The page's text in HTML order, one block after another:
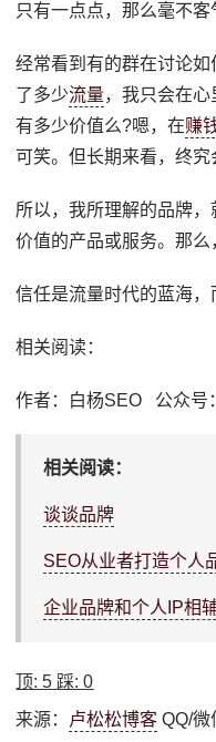
只有一点点，那么毫不客
经常看到有的群在讨论
了多少流量，我只会在
有多少价值么?嗯，在赚
可笑。但长期来看，终
所以，我所理解的品牌
价值的产品或服务。那么
信任是流量时代的蓝海
相关阅读：
作者：白杨SEO 公众号
相关阅读：
谈谈品牌
SEO从业者打造个人
企业品牌和个人IP相
顶:5 踩:0
来源： 卢松松博客 QQ/微